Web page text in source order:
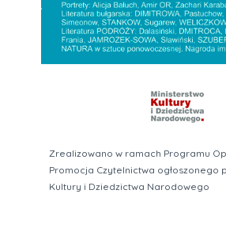
Zrealizowano w ramach Programu
Promocja Czytelnictwa ogłoszonego
Kultury i Dziedzictwa Narodowego